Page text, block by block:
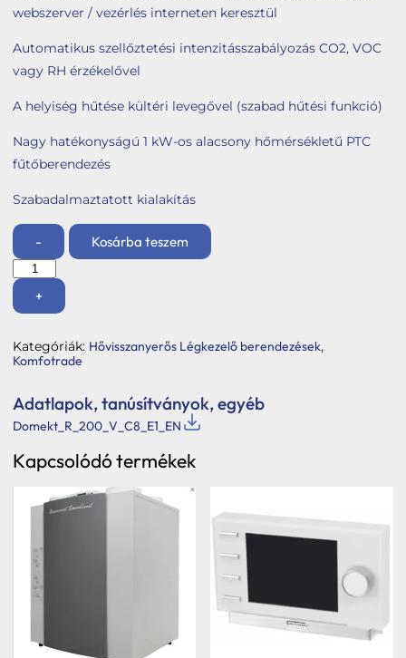
webszerver / vezérlés interneten keresztül
Automatikus szellőztetési intenzitásszabályozás CO2, VOC
vagy RH érzékelővel
A helyiség hűtése kültéri levegővel (szabad hűtési funkció)
Nagy hatékonyságú 1 kW-os alacsony hőmérsékletű PTC
fűtőberendezés
Szabadalmaztatott kialakítás
-
Domekt
R
V
E1
-
Kondenzációs
L/A
mennyiség
+
Kosárba teszem
Kategóriák: Hővisszanyerős Légkezelő berendezések,
Komfotrade
Adatlapok, tanúsítványok, egyéb
Domekt_R_200_V_C8_E1_EN
Kapcsolódó termékek